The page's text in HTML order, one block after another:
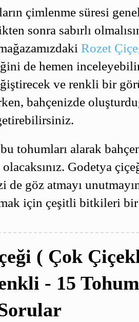
çimlenme süresi
sonra sabırlı
Rozet
de hemen
ve renkli bir
bahçenizde
tohumları alarak
olacaksınız. Godetya
de göz atmayı
için çeşitli bitkileri
( Çok
- 15